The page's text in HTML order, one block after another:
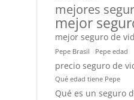
mejores
mejor
mejor seguro de
Pepe Brasil Pepe edad
precio seguro de
Qué edad tiene Pepe
Qué es un seguro